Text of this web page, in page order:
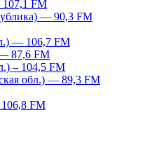
FM
— 90,3 FM
— 106,7 FM
87,6 FM
– 104,5 FM
обл.) — 89,3 FM
FM